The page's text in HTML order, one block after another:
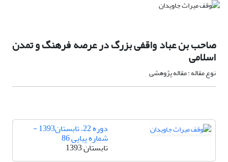
صاحب بن عباد واقفی بزرگ در عرصه فرهنگ و تمدن
اسلامی
نوع مقاله : مقاله پژوهشی
دوره 22، تابستان1393 -
شماره پیاپی 86
تابستان 1393